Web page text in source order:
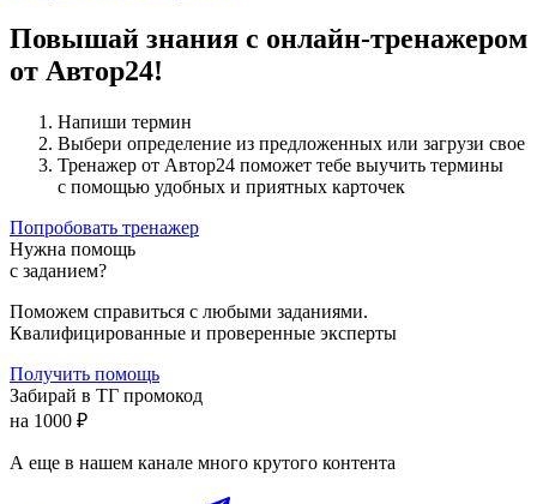
Повышай знания с онлайн-тренажером
от Автор24!
Напиши термин
Выбери определение из предложенных или загрузи свое
Тренажер от Автор24 поможет тебе выучить термины
с помощью удобных и приятных карточек
Попробовать тренажер
Нужна помощь
с заданием?
Поможем справиться с любыми заданиями.
Квалифицированные и проверенные эксперты
Получить помощь
Забирай в ТГ промокод
на 1000 ₽
А еще в нашем канале много крутого контента